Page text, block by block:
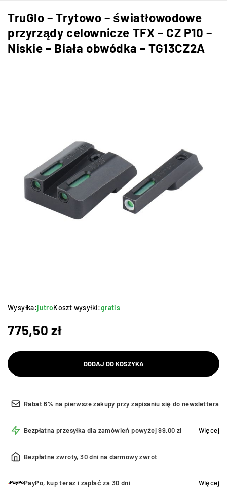
TruGlo – Trytowo – światłowodowe
przyrządy celownicze TFX – CZ P10 –
Niskie – Biała obwódka – TG13CZ2A
Wysyłka:jutroKoszt wysyłki:gratis
775,50zł
DODAJ DO KOSZYKA
Rabat 6% na pierwsze zakupy przy zapisaniu się do newslettera
Bezpłatna przesyłka dla zamówień powyżej 99,00 zł Więcej
Bezpłatne zwroty, 30 dni na darmowy zwrot
PayPo, kup teraz i zapłać za 30 dni Więcej